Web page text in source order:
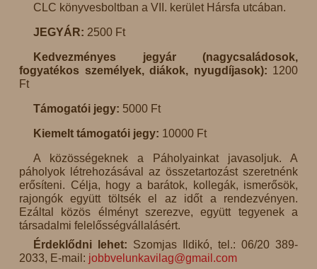
CLC könyvesboltban a VII. kerület Hársfa utcában.
JEGYÁR: 2500 Ft
Kedvezményes jegyár (nagycsaládosok,
fogyatékos személyek, diákok, nyugdíjasok): 1200
Ft
Támogatói jegy: 5000 Ft
Kiemelt támogatói jegy: 10000 Ft
A közösségeknek a Páholyainkat javasoljuk. A
páholyok létrehozásával az összetartozást szeretnénk
erősíteni. Célja, hogy a barátok, kollegák, ismerősök,
rajongók együtt töltsék el az időt a rendezvényen.
Ezáltal közös élményt szerezve, együtt tegyenek a
társadalmi felelősségvállalásért.
Érdeklődni lehet: Szomjas Ildikó, tel.: 06/20 389-
2033, E-mail: jobbvelunkavilag@gmail.com